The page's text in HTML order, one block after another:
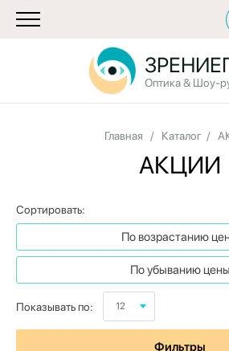
Оптика & Шоу-
Главная / Каталог /
АКЦИИ
Сортировать:
По возрастанию
По убыванию цены
Показывать по: 12
Фильтры